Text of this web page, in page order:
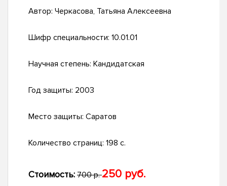
Автор: Черкасова, Татьяна Алексеевна
Шифр специальности: 10.01.01
Научная степень: Кандидатская
Год защиты: 2003
Место защиты: Саратов
Количество страниц: 198 с.
Стоимость: 700 р.250 руб.